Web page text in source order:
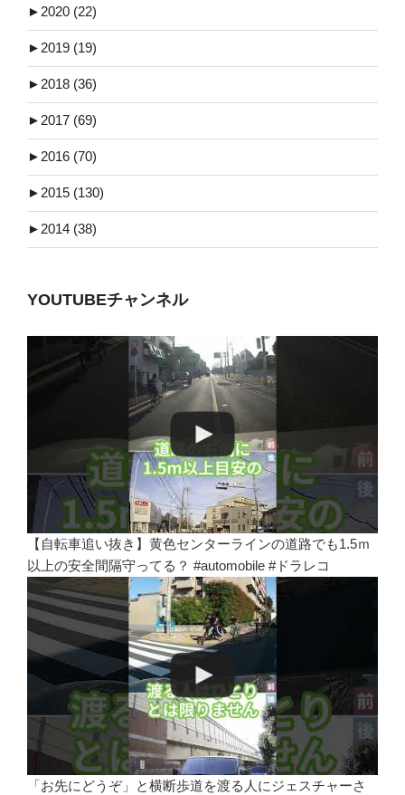
►2020 (22)
►2019 (19)
►2018 (36)
►2017 (69)
►2016 (70)
►2015 (130)
►2014 (38)
YOUTUBEチャンネル
【自転車追い抜き】黄色センターラインの道路でも1.5ｍ
以上の安全間隔守ってる？ #automobile #ドラレコ
「お先にどうぞ」と横断歩道を渡る人にジェスチャーさ